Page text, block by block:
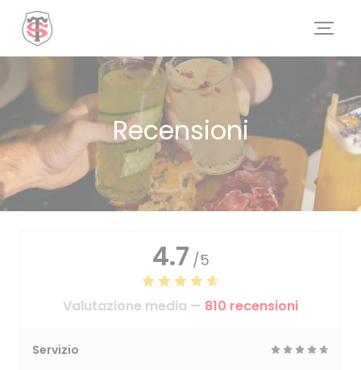
Personalizzazione delle tue scelte sui cookie
Recensioni
4.7 /5
Valutazione media — 810 recensioni
Servizio